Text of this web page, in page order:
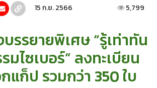
15 ก.ย. 2566 5,799
รรยายพิเศษ “รู้เท่าทัน
ไซเบอร์” ลงทะเบียน
แก็ป รวมกว่า 350 ใบ